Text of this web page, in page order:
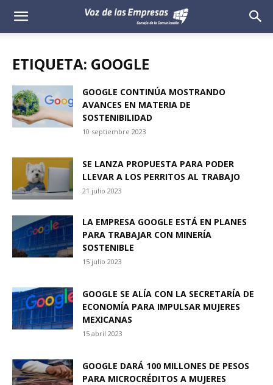
Voz
Empresas
ETIQUETA: GOOGLE
GOOGLE CONTINÚA MOSTRANDO
AVANCES EN MATERIA DE
SOSTENIBILIDAD
10 septiembre 2023
SE LANZA PROPUESTA PARA PODER
LLEVAR A LOS PERRITOS AL TRABAJO
21 julio 2023
LA EMPRESA GOOGLE ESTÁ EN PLANES
PARA TRABAJAR CON MINERÍA
SOSTENIBLE
15 julio 2023
GOOGLE SE ALÍA CON LA SECRETARÍA DE
ECONOMÍA PARA IMPULSAR MUJERES
MEXICANAS
15 abril 2023
GOOGLE DARÁ 100 MILLONES DE PESOS
PARA MICROCRÉDITOS A MUJERES